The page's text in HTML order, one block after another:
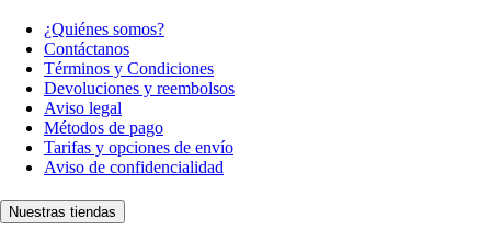
¿Quiénes somos?
Contáctanos
Términos y Condiciones
Devoluciones y reembolsos
Aviso legal
Métodos de pago
Tarifas y opciones de envío
Aviso de confidencialidad
Nuestras tiendas